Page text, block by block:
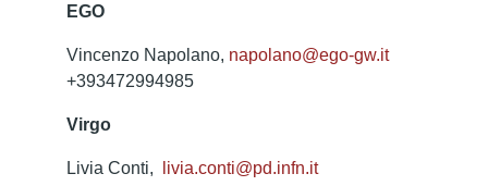
EGO
Vincenzo Napolano, napolano@ego-gw.it
+393472994985
Virgo
Livia Conti, livia.conti@pd.infn.it